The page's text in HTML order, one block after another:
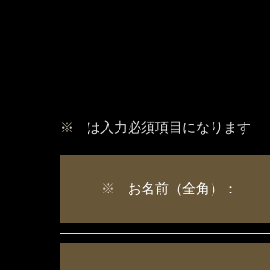
※ は入力必須項目になります
※ お名前（全角）：